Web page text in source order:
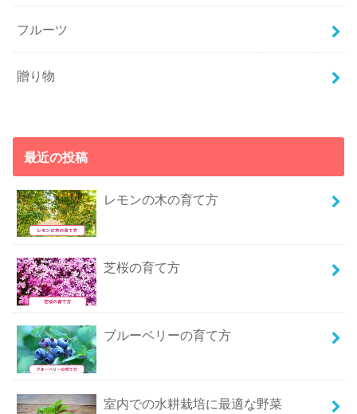
フルーツ
贈り物
最近の投稿
レモンの木の育て方
芝桜の育て方
ブルーベリーの育て方
室内での水耕栽培に最適な野菜